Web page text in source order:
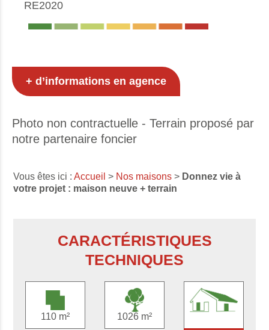
RE2020
+ d’informations en agence
Photo non contractuelle - Terrain proposé par
notre partenaire foncier
Vous êtes ici :Accueil > Nos maisons > Donnez vie à
votre projet : maison neuve + terrain
CARACTÉRISTIQUES
TECHNIQUES
110 m² 1026 m²